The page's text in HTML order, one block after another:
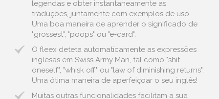
legendas e obter instantaneamente as
traduções, juntamente com exemplos de uso.
Uma boa maneira de aprender o significado de
"grossest", "poops" ou "e-card".
O fleex deteta automaticamente as expressões
inglesas em Swiss Army Man, tal como "shit
oneself", "whisk off" ou "law of diminishing returns".
Uma ótima maneira de aperfeiçoar o seu inglês!
Muitas outras funcionalidades facilitam a sua